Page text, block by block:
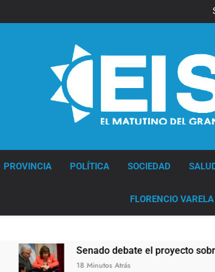
PROVINCIA POLÍTICA SOCIEDAD
FLORENCIO VARELA
Senado debate el proyecto sobre propiedad
18 Minutos Atrás